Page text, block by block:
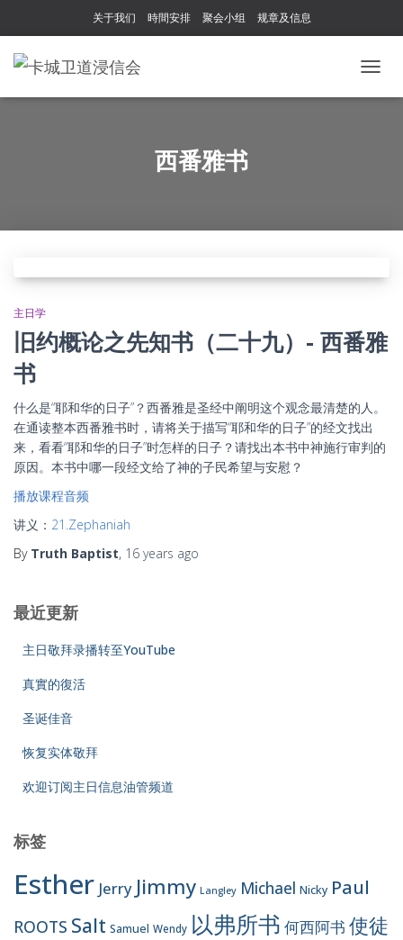
关于我们 時間安排 聚会小组 规章及信息
西番雅书
主日学
旧约概论之先知书（二十九）- 西番雅
书
什么是“耶和华的日子”？西番雅是圣经中阐明这个观念最清楚的人。
在通读整本西番雅书时，请将关于描写“耶和华的日子”的经文找出
来，看看“耶和华的日子”时怎样的日子？请找出本书中神施行审判的
原因。本书中哪一段经文给了神的子民希望与安慰？
播放课程音频
讲义： 21.Zephaniah
By Truth Baptist, 16 years ago
最近更新
主日敬拜录播转至YouTube
真實的復活
圣诞佳音
恢复实体敬拜
欢迎订阅主日信息油管频道
标签
Esther Jerry Jimmy Langley Michael Nicky Paul
ROOTS Salt Samuel Wendy 以弗所书 何西阿书 使徒